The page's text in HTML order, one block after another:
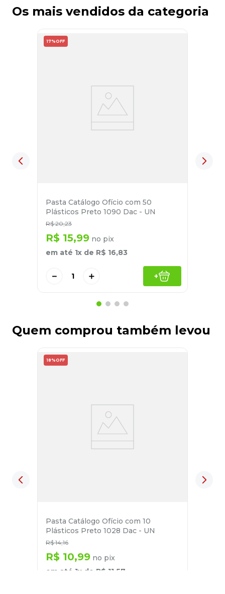
Os mais vendidos da categoria
17% OFF
Pasta Catálogo Ofício com 50
Plásticos Preto 1090 Dac - UN
R$ 20,23
R$ 15,99 no pix
em até 1x de R$ 16,83
＋
－ +
Quem comprou também levou
18% OFF
Pasta Catálogo Ofício com 10
Plásticos Preto 1028 Dac - UN
R$ 14,16
R$ 10,99 no pix
em até 1x de R$ 11 57